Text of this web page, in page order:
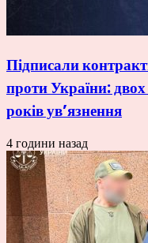
Підписали
проти України:
років ув’язнення
4 години назад